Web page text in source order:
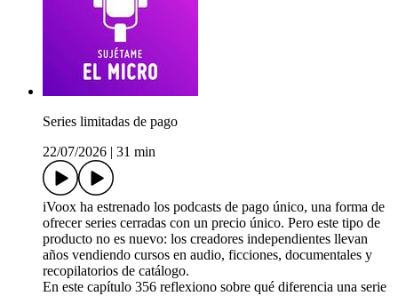
Series limitadas de pago
22/07/2026
31 min
iVoox ha estrenado los podcasts de pago único, una forma de
ofrecer series cerradas con un precio único. Pero este tipo de
producto no es nuevo: los creadores independientes llevan
años vendiendo cursos en audio, ficciones, documentales y
recopilatorios de catálogo.
En este capítulo 356 reflexiono sobre qué diferencia una serie